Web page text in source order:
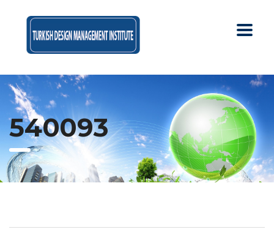
540093